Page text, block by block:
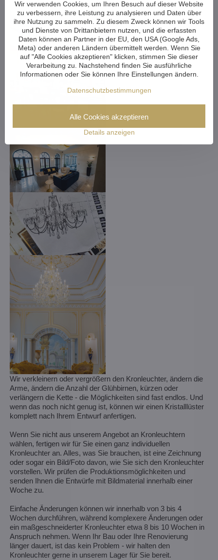
Wir verkleinern oder vergrößern den Kronleuchter, ändern die
Arme, ändern die Anzahl der Glühbirnen, kürzen oder
verlängern die Kette - die Möglichkeiten sind fast endlos. Und
wenn das noch nicht genug ist, können wir einen Kristalllüster
komplett nach Ihrem Entwurf anfertigen.
Wenn Sie nicht aus unserem Angebot an Kronleuchtern
wählen, fertigen wir für Sie einen ganz individuellen
Kronleuchter an. Alles, was Sie brauchen, ist eine Zeichnung
oder sogar ein Bild/Foto davon, wie Sie sich den Kronleuchter
vorstellen. Wir prüfen die Produktionsmöglichkeiten und
senden Ihnen die Entwürfe mit Bildmaterial innerhalb einer
Woche zu.
Einfache Änderungen können wir innerhalb von 3 bis 4
Wochen durchführen, während komplexere Änderungen oder
ein maßgeschneiderter Kronleuchter etwa 8 bis 10 Wochen in
Anspruch nehmen. Wenn Ihr Bau oder Ihre Renovierung
länger dauert, ist das kein Problem - wir halten den
Kronleuchter gerne in unserem Lager für Sie bereit.
Wir verwenden Cookies, um Ihren Besuch auf dieser Website
zu verbessern, ihre Leistung zu analysieren und Daten über
ihre Nutzung zu sammeln. Zu diesem Zweck können wir Tools
und Dienste von Drittanbietern nutzen, und die erfassten
Daten können an Partner in der EU, den USA (Google Ads,
Meta) oder anderen Ländern übermittelt werden. Wenn Sie
auf "Alle Cookies akzeptieren" klicken, stimmen Sie dieser
Verarbeitung zu. Nachstehend finden Sie ausführliche
Informationen oder Sie können Ihre Einstellungen ändern.
Datenschutzbestimmungen
Details anzeigen
Alle Cookies akzeptieren